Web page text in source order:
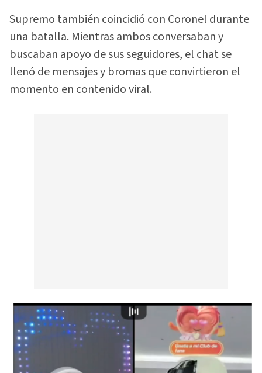
Supremo también coincidió con Coronel durante
una batalla. Mientras ambos conversaban y
buscaban apoyo de sus seguidores, el chat se
llenó de mensajes y bromas que convirtieron el
momento en contenido viral.